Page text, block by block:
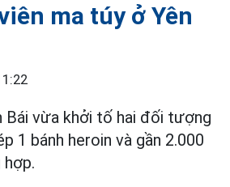
ma túy ở Yên
Bái vừa khởi tố hai đối tượng
1 bánh heroin và gần 2.000